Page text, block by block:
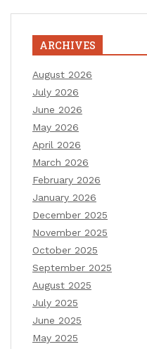
ARCHIVES
August 2026
July 2026
June 2026
May 2026
April 2026
March 2026
February 2026
January 2026
December 2025
November 2025
October 2025
September 2025
August 2025
July 2025
June 2025
May 2025